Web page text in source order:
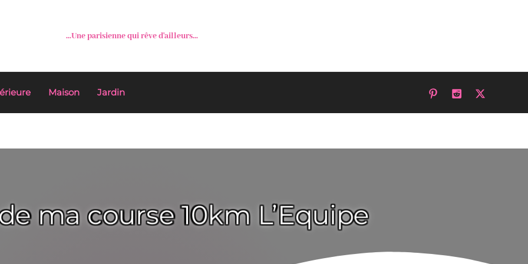
...Une parisienne qui rêve d'ailleurs...
Maison Jardin
ma course 10km L’Equipe